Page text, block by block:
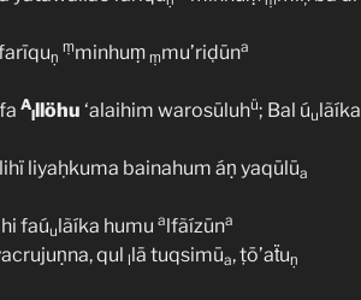
ṇ
ṃminhuṃ ṃmu’riḍūna
A
lllöhu ‘alaihim warosūluhü; Bal úulãíka
liyaḥkuma bainahum áṇ yaqūlūa
faúulãíka humu alfãízūna
qul llā tuqsimūa, ṭō’aẗuṇ